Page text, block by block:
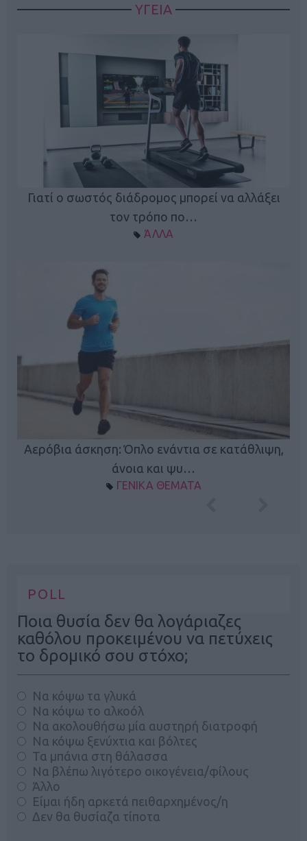
ΥΓΕΙΑ
Γιατί ο σωστός διάδρομος μπορεί να αλλάξει
τον τρόπο πο…
ΆΛΛΑ
Αερόβια άσκηση: Όπλο ενάντια σε κατάθλιψη,
άνοια και ψυ…
ΓΕΝΙΚΑ ΘΕΜΑΤΑ
POLL
Ποια θυσία δεν θα λογάριαζες
καθόλου προκειμένου να πετύχεις
το δρομικό σου στόχο;
Να κόψω τα γλυκά
Να κόψω το αλκοόλ
Να ακολουθήσω μία αυστηρή διατροφή
Να κόψω ξενύχτια και βόλτες
Τα μπάνια στη θάλασσα
Να βλέπω λιγότερο οικογένεια/φίλους
Άλλο
Είμαι ήδη αρκετά πειθαρχημένος/η
Δεν θα θυσίαζα τίποτα